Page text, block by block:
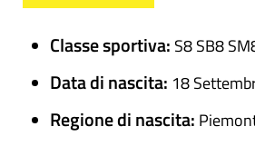
Classe sportiva: S8 SB8
Data di nascita: 18
Regione di nascita: